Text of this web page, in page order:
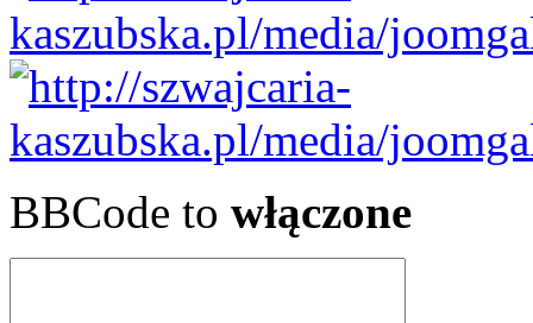
BBCode to włączone